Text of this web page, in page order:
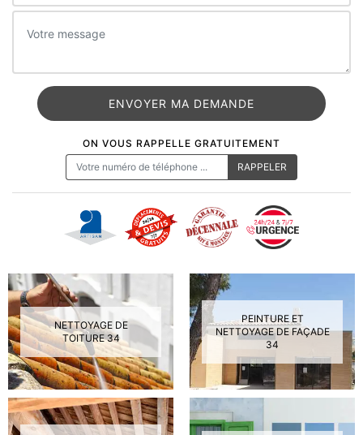
ON VOUS RAPPELLE GRATUITEMENT
NETTOYAGE DE
TOITURE 34
PEINTURE ET
NETTOYAGE DE FAÇADE
34